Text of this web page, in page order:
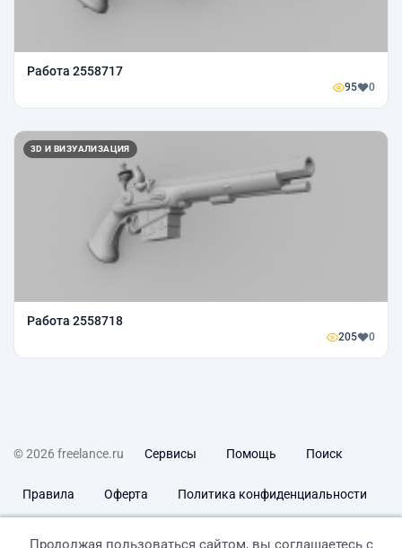
Работа 2558717
95 0
3D И ВИЗУАЛИЗАЦИЯ
Работа 2558718
205 0
© 2026 freelance.ru Сервисы Помощь Поиск
Правила Оферта Политика конфиденциальности
Продолжая пользоваться сайтом, вы соглашаетесь с